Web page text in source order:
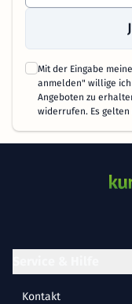
Mit der Eingabe
anmelden" willige ich
Angeboten zu
widerrufen. Es
Kontakt